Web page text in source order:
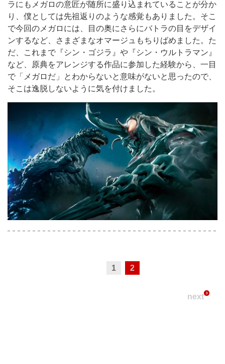
ラにもメガロの意匠が随所に盛り込まれていることが分か
り、僕としては先祖返りのような感覚もありました。そこ
で今回のメガロには、目の奥にさらにバトラの目をデザイ
ンするなど、さまざまなオマージュもちりばめました。た
だ、これまで『シン・ゴジラ』や『シン・ウルトラマン』
など、原典をアレンジする作品に参加した経験から、一目
で「メガロだ」とわからないと意味がないと思ったので、
そこは逸脱しないように気を付けました。
1 2
next